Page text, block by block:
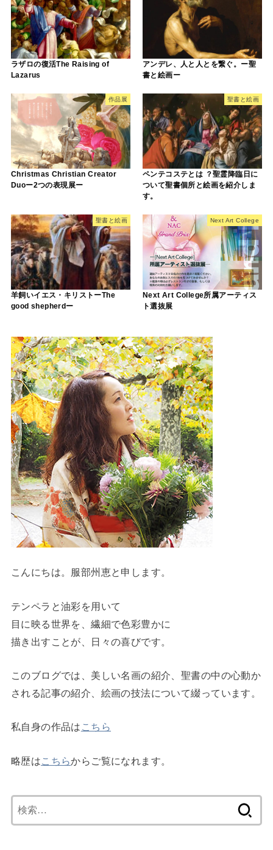
ラザロの復活The Raising of
Lazarus
アンデレ、人と人とを繋ぐ。ー聖
書と絵画ー
作品展
Christmas Christian Creator
Duoー2つの表現展ー
聖書と絵画
ペンテコステとは ？聖霊降臨日に
ついて聖書個所と絵画を紹介しま
す。
聖書と絵画
羊飼いイエス・キリストーThe
good shepherdー
Next Art College
Next Art College所属アーティス
ト選抜展
こんにちは。服部州恵と申します。
テンペラと油彩を用いて
目に映る世界を、繊細で色彩豊かに
描き出すことが、日々の喜びです。
このブログでは、美しい名画の紹介、聖書の中の心動か
される記事の紹介、絵画の技法について綴っています。
私自身の作品は こちら
略歴はこちらからご覧になれます。
索: